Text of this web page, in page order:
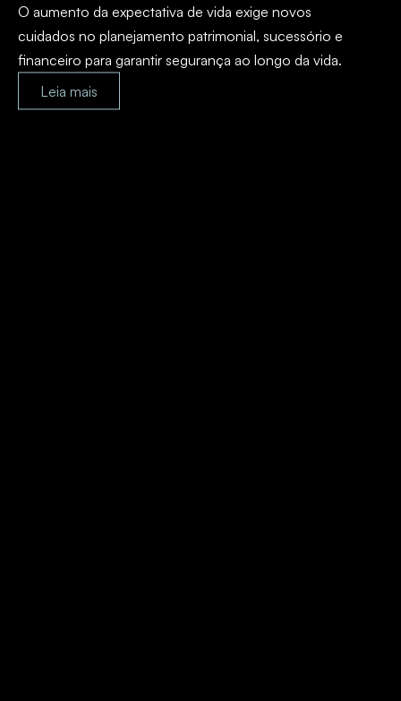
O aumento da expectativa de vida exige novos
cuidados no planejamento patrimonial, sucessório e
financeiro para garantir segurança ao longo da vida.
Leia mais